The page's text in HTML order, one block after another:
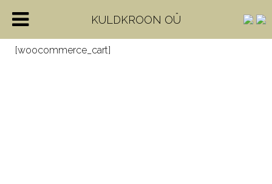
[woocommerce_cart]
KULDKROON OÜ